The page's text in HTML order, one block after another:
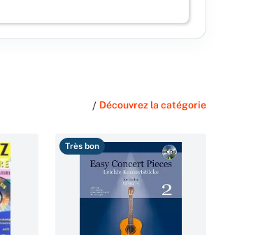
/ Découvrez la catégorie
Très bon